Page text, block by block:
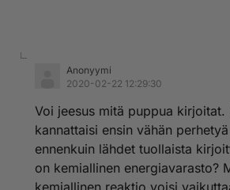
Anonyymi
2020-02-22 12:29:30
Voi jeesus mitä puppua kirjoitat.
kannattaisi ensin vähän
ennenkuin lähdet tuollaista
on kemiallinen energiavarasto?
kemiallinen reaktio voisi